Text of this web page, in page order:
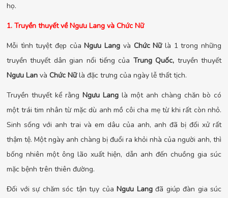
họ.
1. Truyền thuyết về Ngưu Lang và Chức Nữ
Mỗi tình tuyệt đẹp củaNgưu Lang và Chức Nữlà 1 trong những
truyền thuyết dân gian nổi tiếng của Trung Quốc, truyền thuyết
Ngưu Lan và Chức Nữlà đặc trưng của ngày lễ thất tịch.
Truyền thuyết kể rằng Ngưu Lang là một anh chàng chăn bò có
một trái tim nhân từ mặc dù anh mồ côi cha mẹ từ khi rất còn nhỏ.
Sinh sống với anh trai và em dâu của anh, anh đã bị đối xử rất
thậm tệ. Một ngày anh chàng bị đuổi ra khỏi nhà của người anh, thì
bống nhiên một ông lão xuất hiện, dẫn anh đến chuồng gia súc
mặc bệnh trên thiên đường.
Đối với sự chăm sóc tận tụy của Ngưu Lang đã giúp đàn gia súc